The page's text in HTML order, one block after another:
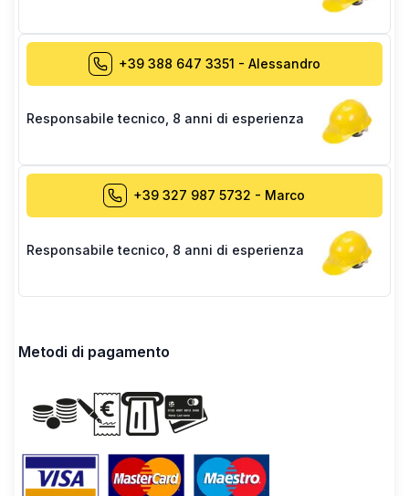
+39 388 647 3351 - Alessandro
Responsabile tecnico 8 anni di esperienza
+39 327 987 5732 - Marco
Responsabile tecnico 8 anni di esperienza
Metodi di pagamento